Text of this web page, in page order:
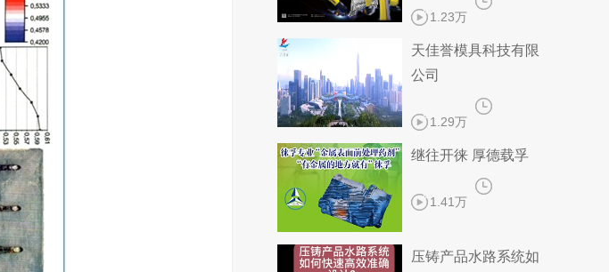
1.23万
天佳誉模具科技有限
公司
1.29万
继往开徕 厚德载孚
1.41万
压铸产品水路系统如